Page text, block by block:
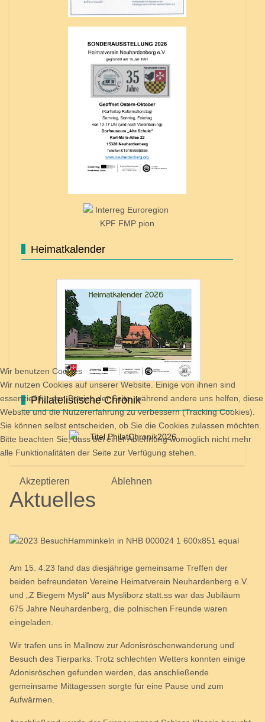
Heimatkalender
Philatelistische Chronik
Aktuelles
Am 15. 4.23 fand das diesjährige gemeinsame Treffen der
beiden befreundeten Vereine Heimatverein Neuhardenberg e.V.
und „Z Biegem Mysli“ aus Mysliborz statt.ss war das Jubiläum
675 Jahre Neuhardenberg, die polnischen Freunde waren
eingeladen.
Wir trafen uns in Mallnow zur Adonisröschenwanderung und
Besuch des Tierparks. Trotz schlechten Wetters konnten einige
Adonisröschen gefunden werden, das anschließende
gemeinsame Mittagessen sorgte für eine Pause und zum
Aufwärmen.
Wir benutzen Cookies
Wir nutzen Cookies auf unserer Website. Einige von ihnen sind
essenziell für den Betrieb der Seite, während andere uns helfen, diese
Website und die Nutzererfahrung zu verbessern (Tracking Cookies).
Sie können selbst entscheiden, ob Sie die Cookies zulassen möchten.
Bitte beachten Sie, dass bei einer Ablehnung womöglich nicht mehr
alle Funktionalitäten der Seite zur Verfügung stehen.
Akzeptieren Ablehnen